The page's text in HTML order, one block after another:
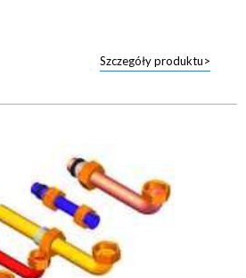
Szczegóły produktu>